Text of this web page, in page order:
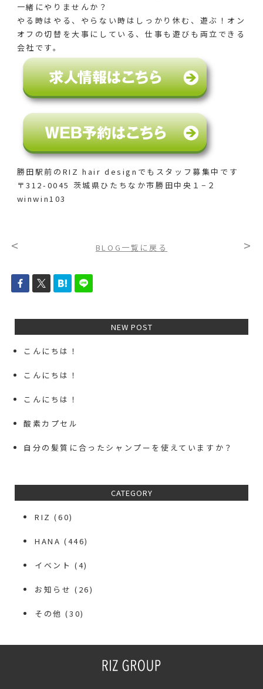
一緒にやりませんか？
やる時はやる、やらない時はしっかり休む、遊ぶ！オン
オフの切替を大事にしている、仕事も遊びも両立できる
会社です。
勝田駅前のRIZ hair designでも スタッフ募集中です
〒312-0045 茨城県ひたちなか市勝田中央１−２
winwin103
< BLOG一覧に戻る >
NEW POST
こんにちは！
こんにちは！
こんにちは！
酸素カプセル
自分の髪質に合ったシャンプーを使えていますか？
CATEGORY
RIZ (60)
HANA (446)
イベント (4)
お知らせ (26)
その他 (30)